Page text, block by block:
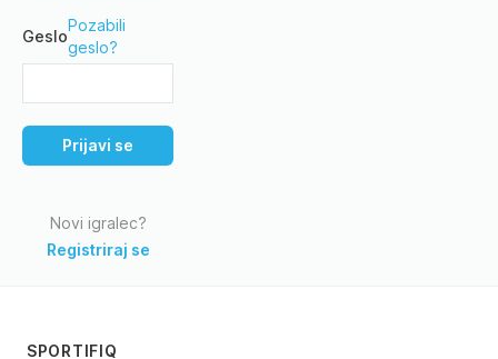
Geslo
Pozabili
geslo?
Prijavi se
Novi igralec?
Registriraj se
SPORTIFIQ